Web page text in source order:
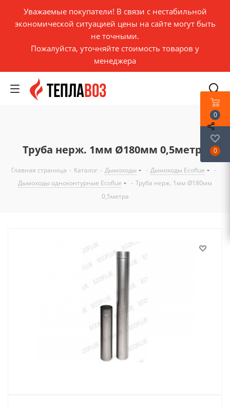
Уважаемые покупатели! В связи с нестабильной
экономической ситуацией цены на сайте могут быть
не точными.
Пожалуйста, уточняйте стоимость товаров у
менеджера
Труба нерж. 1мм Ø180мм 0,5метра
Главная страница - Каталог - Дымоходы - Дымоходы Ecoflue
-
Дымоходы одноконтурные Ecoflue
- Труба нерж. 1мм Ø180мм
0,5метра
0
0